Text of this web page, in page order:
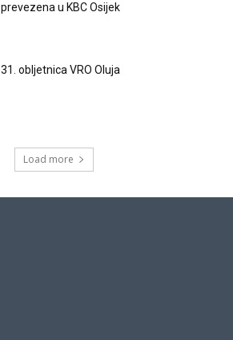
prevezena u KBC Osijek
31. obljetnica VRO Oluja
Load more